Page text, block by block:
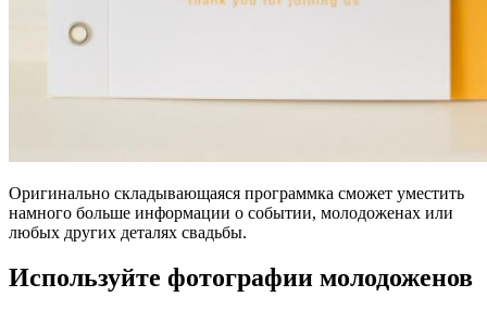
Оригинально складывающаяся программка сможет уместить
намного больше информации о событии, молодоженах или
любых других деталях свадьбы.
Используйте фотографии молодоженов